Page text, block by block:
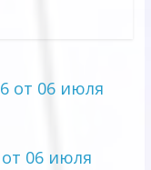
от 06 июля
06 июля